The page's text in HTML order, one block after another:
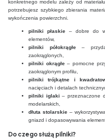
konkretnego modelu zależy od
potrzebujesz szybkiego zbierania
wykończenia powierzchni.
pilniki płaskie – dobre do
elementów,
pilniki półokrągłe–
zaokrąglonych,
pilniki okrągłe– pomocne
zaokrąglonym profilu,
pilniki trójkątne i
nacięciach i detalach
pilniki iglaki – przeznaczone
modelarskich,
dłuta stolarskie–
gniazd i dopasowywania
Do czego służą pilniki?